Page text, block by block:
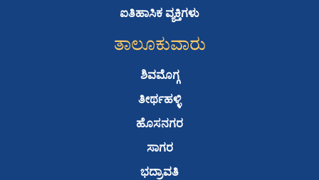
ಐತಿಹಾಸಿಕ ವ್ಯಕ್ತಿಗಳು
ತಾಲೂಕುವಾರು
ಶಿವಮೊಗ್ಗ
ತೀರ್ಥಹಳ್ಳಿ
ಹೊಸನಗರ
ಸಾಗರ
ಭದ್ರಾವತಿ